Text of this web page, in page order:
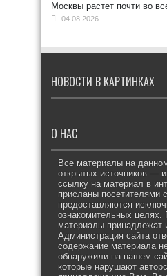
Москвы растет почти во
04.08.2026
НОВОСТИ В КАРТИНКАХ
О НАС
Все материалы на
открытых источников —
ссылку на материал в
присланы посетителями
предоставляются
ознакомительных целях.
материалы принадлежат
Администрация сайта
содержание материала
обнаружили на нашем
которые нарушают